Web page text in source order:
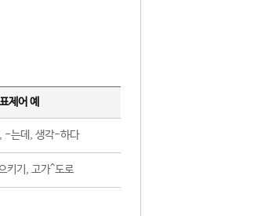
표제어 예
-는데, 생각-하다
키기, 고가^도로